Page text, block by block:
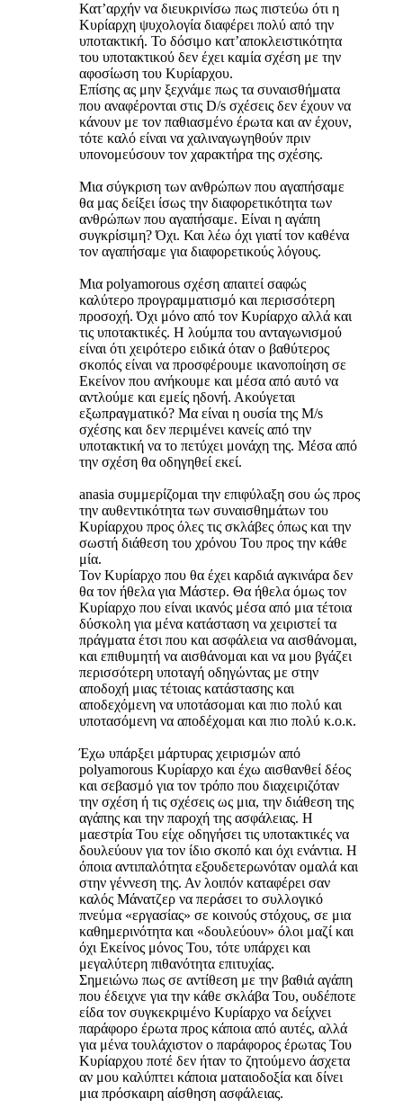
Κατ’αρχήν να διευκρινίσω πως πιστεύω ότι η
Κυρίαρχη ψυχολογία διαφέρει πολύ από την
υποτακτική. Το δόσιμο κατ’αποκλειστικότητα
του υποτακτικού δεν έχει καμία σχέση με την
αφοσίωση του Κυρίαρχου.
Επίσης ας μην ξεχνάμε πως τα συναισθήματα
που αναφέρονται στις D/s σχέσεις δεν έχουν να
κάνουν με τον παθιασμένο έρωτα και αν έχουν,
τότε καλό είναι να χαλιναγωγηθούν πριν
υπονομεύσουν τον χαρακτήρα της σχέσης.
Μια σύγκριση των ανθρώπων που αγαπήσαμε
θα μας δείξει ίσως την διαφορετικότητα των
ανθρώπων που αγαπήσαμε. Είναι η αγάπη
συγκρίσιμη? Όχι. Και λέω όχι γιατί τον καθένα
τον αγαπήσαμε για διαφορετικούς λόγους.
Μια polyamorous σχέση απαιτεί σαφώς
καλύτερο προγραμματισμό και περισσότερη
προσοχή. Όχι μόνο από τον Κυρίαρχο αλλά και
τις υποτακτικές. Η λούμπα του ανταγωνισμού
είναι ότι χειρότερο ειδικά όταν ο βαθύτερος
σκοπός είναι να προσφέρουμε ικανοποίηση σε
Εκείνον που ανήκουμε και μέσα από αυτό να
αντλούμε και εμείς ηδονή. Ακούγεται
εξωπραγματικό? Μα είναι η ουσία της M/s
σχέσης και δεν περιμένει κανείς από την
υποτακτική να το πετύχει μονάχη της. Μέσα από
την σχέση θα οδηγηθεί εκεί.
anasia συμμερίζομαι την επιφύλαξη σου ώς προς
την αυθεντικότητα των συναισθημάτων του
Κυρίαρχου προς όλες τις σκλάβες όπως και την
σωστή διάθεση του χρόνου Του προς την κάθε
μία.
Τον Κυρίαρχο που θα έχει καρδιά αγκινάρα δεν
θα τον ήθελα για Μάστερ. Θα ήθελα όμως τον
Κυρίαρχο που είναι ικανός μέσα από μια τέτοια
δύσκολη για μένα κατάσταση να χειριστεί τα
πράγματα έτσι που και ασφάλεια να αισθάνομαι,
και επιθυμητή να αισθάνομαι και να μου βγάζει
περισσότερη υποταγή οδηγώντας με στην
αποδοχή μιας τέτοιας κατάστασης και
αποδεχόμενη να υποτάσομαι και πιο πολύ και
υποτασόμενη να αποδέχομαι και πιο πολύ κ.ο.κ.
Έχω υπάρξει μάρτυρας χειρισμών από
polyamorous Κυρίαρχο και έχω αισθανθεί δέος
και σεβασμό για τον τρόπο που διαχειριζόταν
την σχέση ή τις σχέσεις ως μια, την διάθεση της
αγάπης και την παροχή της ασφάλειας. Η
μαεστρία Του είχε οδηγήσει τις υποτακτικές να
δουλεύουν για τον ίδιο σκοπό και όχι ενάντια. Η
όποια αντιπαλότητα εξουδετερωνόταν ομαλά και
στην γέννεση της. Αν λοιπόν καταφέρει σαν
καλός Μάνατζερ να περάσει το συλλογικό
πνεύμα «εργασίας» σε κοινούς στόχους, σε μια
καθημερινότητα και «δουλεύουν» όλοι μαζί και
όχι Εκείνος μόνος Του, τότε υπάρχει και
μεγαλύτερη πιθανότητα επιτυχίας.
Σημειώνω πως σε αντίθεση με την βαθιά αγάπη
που έδειχνε για την κάθε σκλάβα Του, ουδέποτε
είδα τον συγκεκριμένο Κυρίαρχο να δείχνει
παράφορο έρωτα προς κάποια από αυτές, αλλά
για μένα τουλάχιστον ο παράφορος έρωτας Του
Κυρίαρχου ποτέ δεν ήταν το ζητούμενο άσχετα
αν μου καλύπτει κάποια ματαιοδοξία και δίνει
μια πρόσκαιρη αίσθηση ασφάλειας.